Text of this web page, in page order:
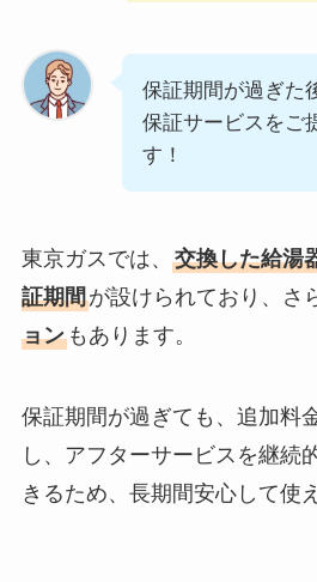
保証期間が過ぎた
保証サービスをご
す！
東京ガスでは、 交換した給湯
証期間が設けられており、さ
ョンもあります。
保証期間が過ぎても、追加料
し、アフターサービスを継続
きるため、長期間安心して使